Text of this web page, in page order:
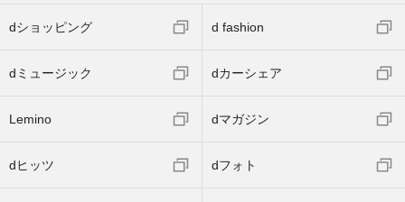
dショッピング d fashion
dミュージック dカーシェア
Lemino dマガジン
dヒッツ dフォト